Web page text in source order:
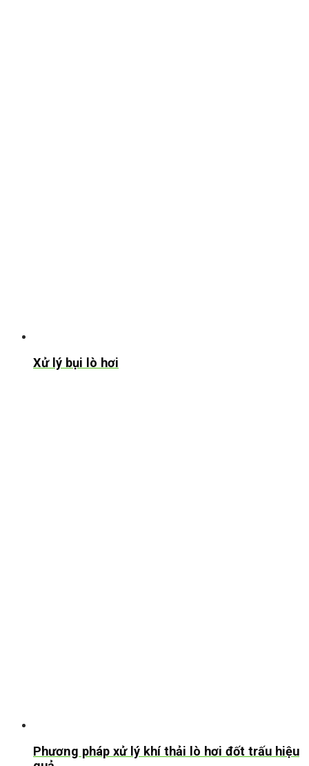
Xử lý bụi lò hơi
Phương pháp xử lý khí thải lò hơi đốt trấu hiệu